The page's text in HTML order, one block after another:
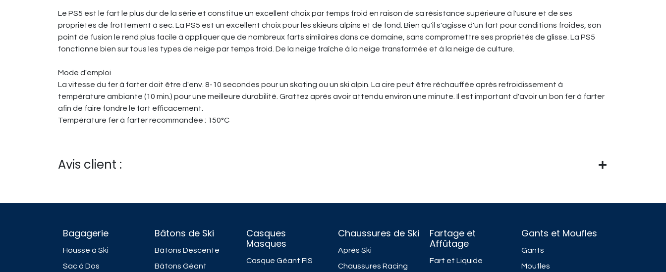
Le PS5 est le fart le plus dur de la série et constitue un excellent choix par temps froid en raison de sa résistance supérieure à l'usure et de ses
propriétés de frottement à sec. La PS5 est un excellent choix pour les skieurs alpins et de fond. Bien qu'il s'agisse d'un fart pour conditions froides, son
point de fusion le rend plus facile à appliquer que de nombreux farts similaires dans ce domaine, sans compromettre ses propriétés de glisse. La PS5
fonctionne bien sur tous les types de neige par temps froid. De la neige fraîche à la neige transformée et à la neige de culture.
Mode d'emploi
La vitesse du fer à farter doit être d'env. 8-10 secondes pour un skating ou un ski alpin. La cire peut être réchauffée après refroidissement à
température ambiante (10 min.) pour une meilleure durabilité. Grattez après avoir attendu environ une minute. Il est important d'avoir un bon fer à farter
afin de faire fondre le fart efficacement.
Température fer à farter recommandée : 150°C
Avis client :
Bagagerie
Housse à Ski
Sac à Dos
Bâtons de Ski
Bâtons Descente
Bâtons Géant
Casques
Masques
Casque Géant FIS
Chaussures de Ski
Après Ski
Chaussures Racing
Fartage et
Affûtage
Fart et Liquide
Gants et Moufles
Gants
Moufles